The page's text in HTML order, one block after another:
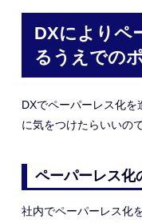
DXによりペ
るうえでの
DXでペーパーレス化を
に気をつけたらいいの
ペーパーレス化
社内でペーパーレス化